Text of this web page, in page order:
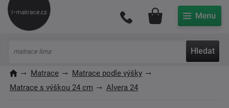
Hledat
Můj účet
Matrace
Matrace podle výšky
Matrace s výškou 24 cm
Alvera 24